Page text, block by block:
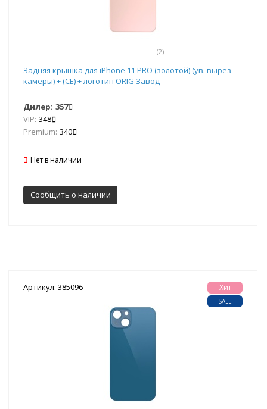
(2)
Задняя крышка для iPhone 11 PRO (золотой) (ув. вырез
камеры) + (СЕ) + логотип ORIG Завод
Дилер: 357
VIP: 348
Premium: 340
Нет в наличии
Сообщить о наличии
Артикул: 385096 Хит
SALE